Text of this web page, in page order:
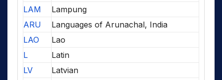
LAM
Lampung
ARU
Languages of Arunachal, India
LAO
Lao
L
Latin
LV
Latvian